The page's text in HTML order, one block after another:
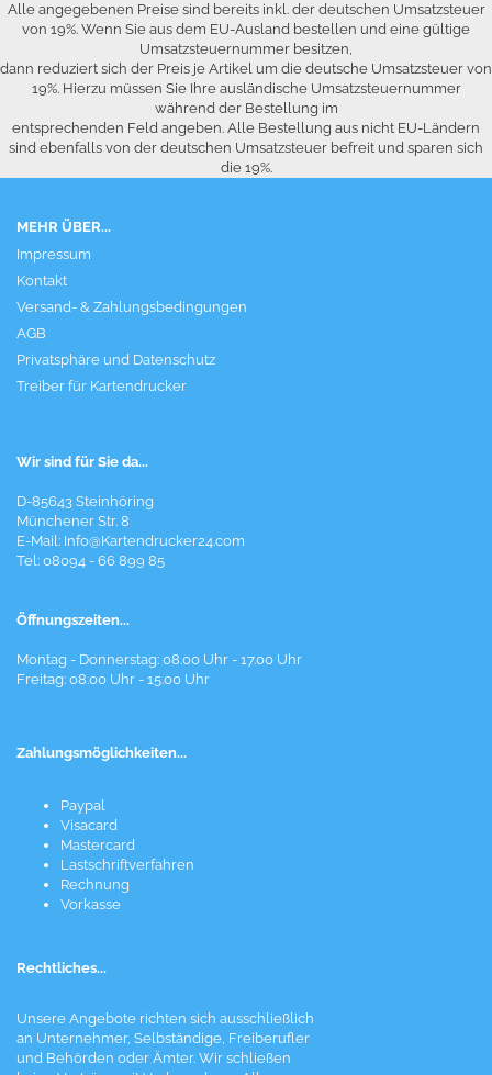
Alle angegebenen Preise sind bereits inkl. der deutschen Umsatzsteuer
von 19%. Wenn Sie aus dem EU-Ausland bestellen und eine gültige
Umsatzsteuernummer besitzen,
dann reduziert sich der Preis je Artikel um die deutsche Umsatzsteuer von
19%. Hierzu müssen Sie Ihre ausländische Umsatzsteuernummer
während der Bestellung im
entsprechenden Feld angeben. Alle Bestellung aus nicht EU-Ländern
sind ebenfalls von der deutschen Umsatzsteuer befreit und sparen sich
die 19%.
MEHR ÜBER...
Impressum
Kontakt
Versand- & Zahlungsbedingungen
AGB
Privatsphäre und Datenschutz
Treiber für Kartendrucker
Wir sind für Sie da...
D-85643 Steinhöring
Münchener Str. 8
E-Mail: Info@Kartendrucker24.com
Tel: 08094 - 66 899 85
Öffnungszeiten...
Montag - Donnerstag: 08.00 Uhr - 17.00 Uhr
Freitag: 08.00 Uhr - 15.00 Uhr
Zahlungsmöglichkeiten...
Paypal
Visacard
Mastercard
Lastschriftverfahren
Rechnung
Vorkasse
Rechtliches...
Unsere Angebote richten sich ausschließlich
an Unternehmer, Selbständige, Freiberufler
und Behörden oder Ämter. Wir schließen